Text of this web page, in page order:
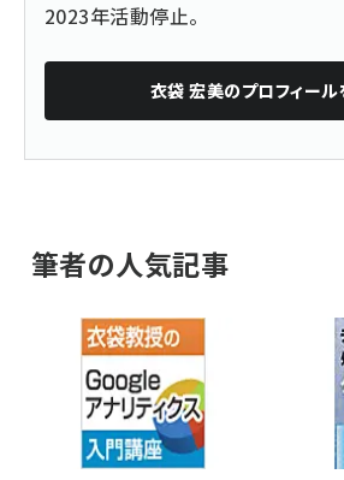
2023年活動停止。
衣袋 宏美のプロフィー
筆者の人気記事